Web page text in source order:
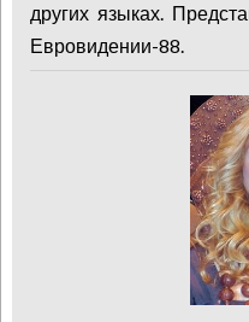
других языках.
Евровидении-88.